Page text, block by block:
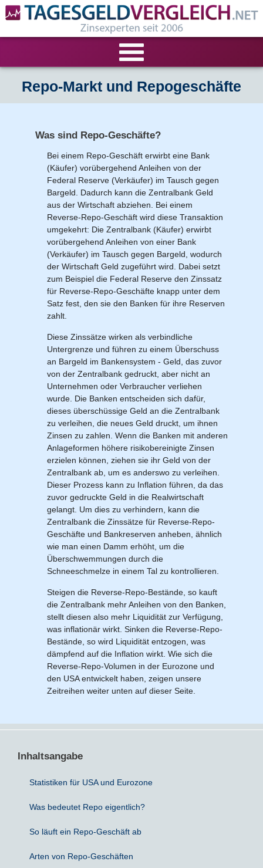
VERGLEICHE
Festgeld-Vergleich
Zinsvergleich
Nachhaltige Banken
Tagesgeldrechner
Festgeldrechner
LIVE-TESTS
Tagesgeld-Test
Festgeld-Test
Zinsbroker-Test
FIRMENANGEBOTE
Firmentagesgeld
Firmenfestgeld
Cash Management
ANLAGEALTERNATIVEN
Geldmarkt-ETFs
Sparbuch
Sparbriefe
Sparplan
Broker mit Zinsen
Robo-Advisor
Depotwechsel
Fremdwährungskonto
Crowdinvesting
P2P-Kredite
Bausparvertrag
RATGEBER
Ratgeber
Downloads
VERÖFFENTLICHUNGEN
Veröffentlichungen
Statistiken
ALLGEMEINES
Über uns
Datenschutz
Newsletter
Repo-Markt und Repogeschäfte
Was sind Repo-Geschäfte?
Bei einem Repo-Geschäft erwirbt eine Bank
(Käufer) vorübergehend Anleihen von der
Federal Reserve (Verkäufer) im Tausch gegen
Bargeld. Dadurch kann die Zentralbank Geld
aus der Wirtschaft abziehen. Bei einem
Reverse-Repo-Geschäft wird diese Transaktion
umgekehrt: Die Zentralbank (Käufer) erwirbt
vorübergehend Anleihen von einer Bank
(Verkäufer) im Tausch gegen Bargeld, wodurch
der Wirtschaft Geld zugeführt wird. Dabei setzt
zum Beispiel die Federal Reserve den Zinssatz
für Reverse-Repo-Geschäfte knapp unter dem
Satz fest, den sie den Banken für ihre Reserven
zahlt.
Diese Zinssätze wirken als verbindliche
Untergrenze und führen zu einem Überschuss
an Bargeld im Bankensystem - Geld, das zuvor
von der Zentralbank gedruckt, aber nicht an
Unternehmen oder Verbraucher verliehen
wurde. Die Banken entscheiden sich dafür,
dieses überschüssige Geld an die Zentralbank
zu verleihen, die neues Geld druckt, um ihnen
Zinsen zu zahlen. Wenn die Banken mit anderen
Anlageformen höhere risikobereinigte Zinsen
erzielen können, ziehen sie ihr Geld von der
Zentralbank ab, um es anderswo zu verleihen.
Dieser Prozess kann zu Inflation führen, da das
zuvor gedruckte Geld in die Realwirtschaft
gelangt. Um dies zu verhindern, kann die
Zentralbank die Zinssätze für Reverse-Repo-
Geschäfte und Bankreserven anheben, ähnlich
wie man einen Damm erhöht, um die
Überschwemmungen durch die
Schneeschmelze in einem Tal zu kontrollieren.
Steigen die Reverse-Repo-Bestände, so kauft
die Zentralbank mehr Anleihen von den Banken,
stellt diesen also mehr Liquidität zur Verfügung,
was inflationär wirkt. Sinken die Reverse-Repo-
Bestände, so wird Liquidität entzogen, was
dämpfend auf die Inflation wirkt. Wie sich die
Reverse-Repo-Volumen in der Eurozone und
den USA entwickelt haben, zeigen unsere
Zeitreihen weiter unten auf dieser Seite.
Inhaltsangabe
Statistiken für USA und Eurozone
Was bedeutet Repo eigentlich?
So läuft ein Repo-Geschäft ab
Arten von Repo-Geschäften